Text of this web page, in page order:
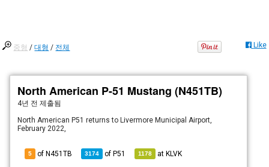
중형 /대형 / 전체 Like
North American P-51 Mustang (N451TB)
4년 전 제출됨
North American P51 returns to Livermore Municipal Airport,
February 2022,
5 of N451TB 3174 ofP51 1178 atKLVK